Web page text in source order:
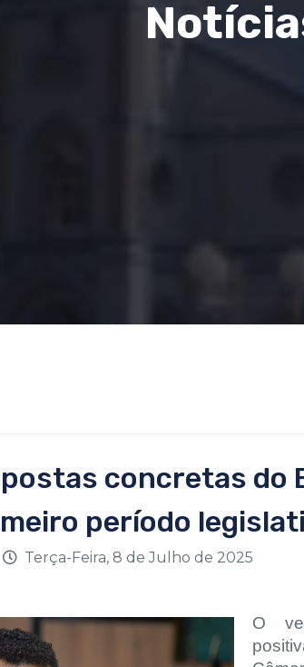
concretas do
período
Terça-Feira, 8 de Julho de 2025
O